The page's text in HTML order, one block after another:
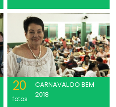
20
fotos
CARNAVAL DO BEM
2018